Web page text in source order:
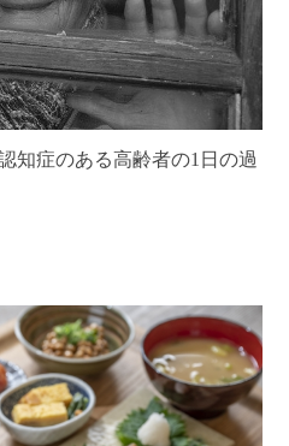
知症のある高齢者の1日の過